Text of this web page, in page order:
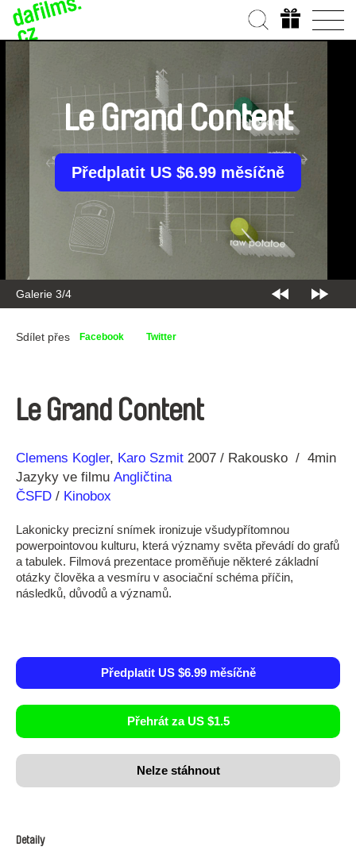
Galerie 3/4
Le Grand Content
Předplatit US $6.99 měsíčně
Sdílet přes Facebook Twitter
Le Grand Content
Režie
Clemens Kogler Karo Szmit
Rok 2007 Rakousko
4min
Jazyky ve filmu Angličtina
ČSFD / Kinobox
Lakonicky precizní snímek ironizuje všudypřítomnou
powerpointovou kulturu, která významy světa převádí do grafů
a tabulek. Filmová prezentace proměňuje některé základní
otázky člověka a vesmíru v asociační schéma příčin,
následků, důvodů a významů.
Předplatit US $6.99 měsíčně
Přehrát za US $1.5
Nelze stáhnout
Detaily